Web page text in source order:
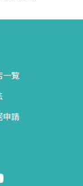
スチス肺炎）
一覧
申請